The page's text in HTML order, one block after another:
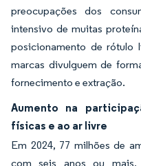
preocupações dos
intensivo de muitas
posicionamento de rótulo
marcas divulguem de
fornecimento e extração.
Aumento na
físicas e ao ar livre
Em 2024, 77 milhões de
com seis anos ou mais,